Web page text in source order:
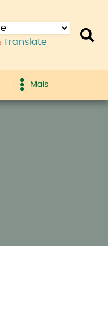
Translate
Mais